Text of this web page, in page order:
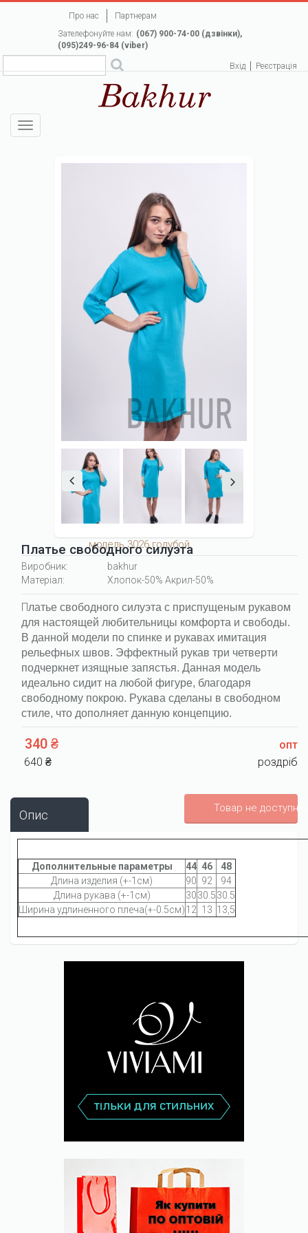
Про нас
Партнерам
Зателефонуйте нам: (067) 900-74-00 (дзвінки),
(095)249-96-84 (viber)
Вхід Реєстрація
Toggle
navigation
Платье свободного силуэта
модель 3026 голубой
Виробник:
bakhur
Матеріал:
Хлопок-50% Акрил-50%
Платье свободного силуэта с приспущеным рукавом
для настоящей любительницы комфорта и свободы.
В данной модели по спинке и рукавах имитация
рельефных швов. Эффектный рукав три четверти
подчеркнет изящные запястья. Данная модель
идеально сидит на любой фигуре, благодаря
свободному покрою. Рукава сделаны в свободном
стиле, что дополняет данную концепцию.
340 ₴
опт
640 ₴
роздріб
Товар не
Опис
Дополнительные параметры 44 46
48
Длина изделия (+-1см)
90 92
94
Длина рукава (+-1см)
3030.530.5
Ширина удлиненного плеча(+-0.5см)12 13 13,5